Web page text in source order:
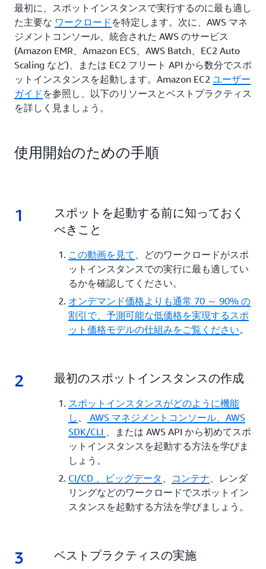
最初に、スポットインスタンスで実行するのに最も適し
た主要な ワークロード を特定します。次に、AWS マネ
ジメントコンソール、統合された AWS のサービス
(Amazon EMR、Amazon ECS、AWS Batch、EC2 Auto
Scaling など)、または EC2 フリート API から数分でスポ
ットインスタンスを起動します。Amazon EC2 ユーザー
ガイド を参照し、以下のリソースとベストプラクティス
を詳しく見ましょう。
使用開始のための手順
1 1.
スポットを起動する前に知っておく
べきこと
この動画を見て 、どのワークロードがスポ
ットインスタンスでの実行に最も適してい
るかを確認してください。
オンデマンド価格よりも通常 70 ～ 90% の
割引で、予測可能な低価格を実現するスポ
ット価格モデルの仕組みをご覧ください。
2 2.
最初のスポットインスタンスの作成
スポットインスタンスがどのように機能
し 、
AWS マネジメントコンソール、AWS
SDK/CLI 、または AWS API から初めてスポ
ットインスタンスを起動する方法を学びま
しょう。
CI/CD 、 ビッグデータ 、 コンテナ、レンダ
リングなどのワークロードでスポットイン
スタンスを起動する方法を学びましょう。
3 3.
ベストプラクティスの実施